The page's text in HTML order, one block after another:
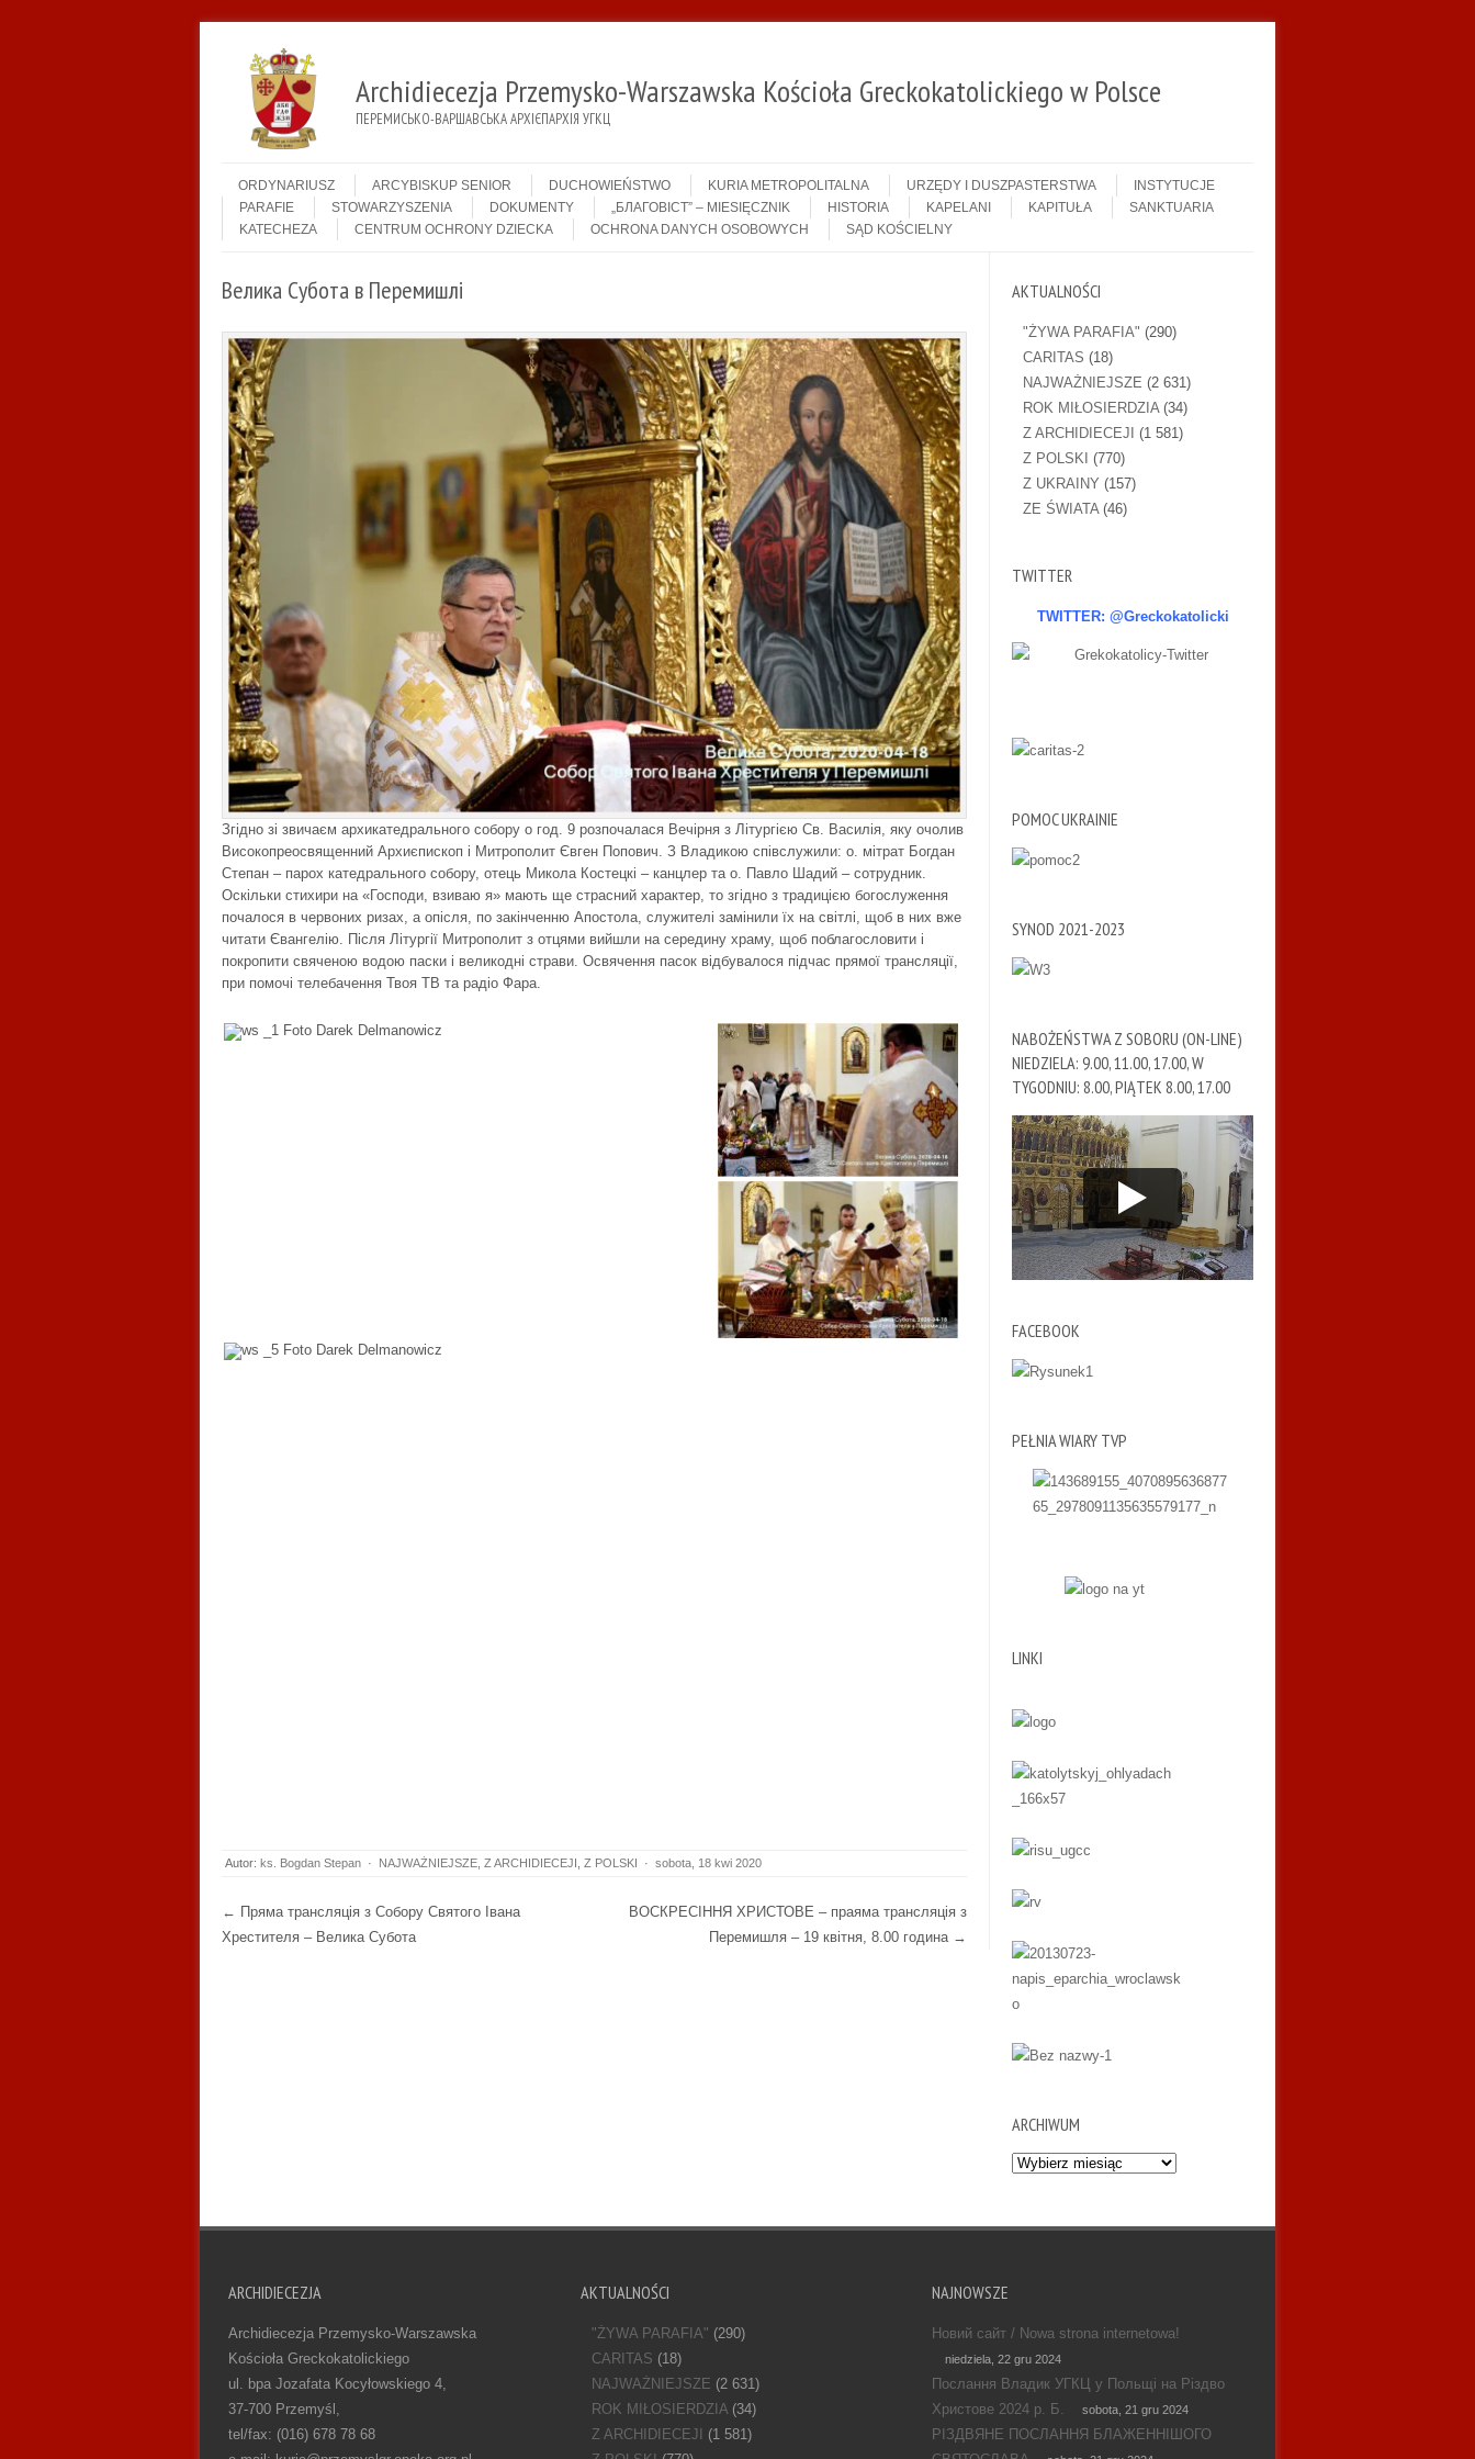
Archidiecezja Przemysko-Warszawska Kościoła Greckokatolickiego w Polsce
ПЕРЕМИСЬКО-ВАРШАВСЬКА АРХІЄПАРХІЯ УГКЦ
Menu
ORDYNARIUSZ
ARCYBISKUP SENIOR DUCHOWIEŃSTWO KURIA METROPOLITALNA URZĘDY I DUSZPASTERSTWA
INSTYTUCJE
PARAFIE
STOWARZYSZENIA DOKUMENTY „БЛАГОВІСТ” – MIESIĘCZNIK HISTORIA KAPELANI KAPITUŁA
SANKTUARIA
KATECHEZA
CENTRUM OCHRONY DZIECKA OCHRONA DANYCH OSOBOWYCH SĄD KOŚCIELNY
Велика Субота в Перемишлі
Згідно зі звичаєм архикатедрального собору о год. 9 розпочалася Вечірня з Літургією Св. Василія, яку очолив
Високопреосвященний Архиєпископ і Митрополит Євген Попович. З Владикою співслужили: о. мітрат Богдан
Степан – парох катедрального собору, отець Микола Костецкі – канцлер та о. Павло Шадий – сотрудник.
Оскільки стихири на «Господи, взиваю я» мають ще страсний характер, то згідно з традицією богослуження
почалося в червоних ризах, а опісля, по закінченню Апостола, служителі замінили їх на світлі, щоб в них вже
читати Євангелію. Після Літургії Митрополит з отцями вийшли на середину храму, щоб поблагословити і
покропити свяченою водою паски і великодні страви. Освячення пасок відбувалося підчас прямої трансляції,
при помочі телебачення Твоя ТВ та радіо Фара.
Autor: ks. Bogdan Stepan · NAJWAŻNIEJSZE Z ARCHIDIECEJI Z POLSKI · sobota, 18 kwi 2020
Post navigation
← Пряма трансляція з Собору Святого Івана
Хрестителя – Велика Субота
ВОСКРЕСІННЯ ХРИСТОВЕ – праяма трансляція з
Перемишля – 19 квітня, 8.00 година →
AKTUALNOŚCI
"ŻYWA PARAFIA" (290)
CARITAS (18)
NAJWAŻNIEJSZE (2 631)
ROK MIŁOSIERDZIA(34)
Z ARCHIDIECEJI (1 581)
Z POLSKI (770)
Z UKRAINY (157)
ZE ŚWIATA(46)
TWITTER
TWITTER: @Greckokatolicki
POMOC UKRAINIE
SYNOD 2021-2023
NABOŻEŃSTWA Z SOBORU (ON-LINE)
NIEDZIELA: 9.00, 11.00, 17.00, W
TYGODNIU: 8.00, PIĄTEK 8.00, 17.00
FACEBOOK
PEŁNIA WIARY TVP
LINKI
ARCHIWUM
Archiwum
ARCHIDIECEZJA
Archidiecezja Przemysko-Warszawska
Kościoła Greckokatolickiego
ul. bpa Jozafata Kocyłowskiego 4,
37-700 Przemyśl,
tel/fax: (016) 678 78 68
AKTUALNOŚCI
"ŻYWA PARAFIA" (290)
CARITAS (18)
NAJWAŻNIEJSZE (2 631)
ROK MIŁOSIERDZIA(34)
Z ARCHIDIECEJI
(1 581)
NAJNOWSZE
Новий сайт / Nowa strona internetowa!
niedziela, 22 gru 2024
Послання Владик УГКЦ у Польщі на Різдво
Христове 2024 р. Б.
sobota, 21 gru 2024
РІЗДВЯНЕ ПОСЛАННЯ БЛАЖЕННІШОГО